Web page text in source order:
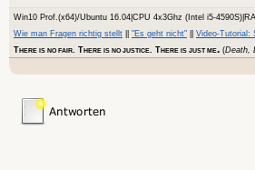
Win10 Prof.(x64)/Ubuntu 16.04|CPU 4x3Ghz (Intel i5-
Wie man Fragen richtig stellt
"Es geht nicht"
Video-Tutorial:
THERE IS NO FAIR. THERE IS NO JUSTICE. THERE IS JUST ME. (Death,